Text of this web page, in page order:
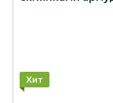
Хит